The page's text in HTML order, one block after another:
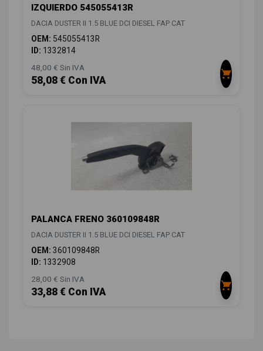
IZQUIERDO 545055413R
DACIA DUSTER II 1.5 BLUE DCI DIESEL FAP CAT
OEM: 545055413R
ID: 1332814
48,00 € Sin IVA
58,08 € Con IVA
PALANCA FRENO 360109848R
DACIA DUSTER II 1.5 BLUE DCI DIESEL FAP CAT
OEM: 360109848R
ID: 1332908
28,00 € Sin IVA
33,88 € Con IVA